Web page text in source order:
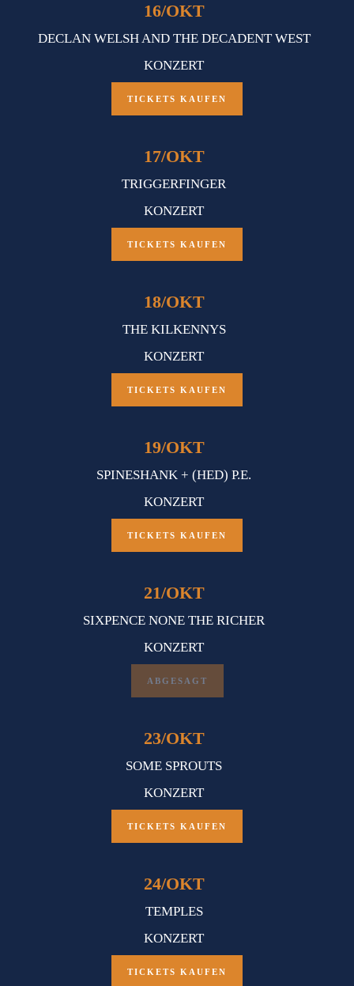
16/OKT
DECLAN WELSH AND THE DECADENT WEST
KONZERT
TICKETS KAUFEN
17/OKT
TRIGGERFINGER
KONZERT
TICKETS KAUFEN
18/OKT
THE KILKENNYS
KONZERT
TICKETS KAUFEN
19/OKT
SPINESHANK + (HED) P.E.
KONZERT
TICKETS KAUFEN
21/OKT
SIXPENCE NONE THE RICHER
KONZERT
ABGESAGT
23/OKT
SOME SPROUTS
KONZERT
TICKETS KAUFEN
24/OKT
TEMPLES
KONZERT
TICKETS KAUFEN